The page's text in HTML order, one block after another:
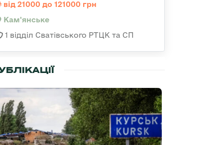
від 21000 до 121000 грн
Кам'янське
1 відділ Сватівського РТЦК та СП